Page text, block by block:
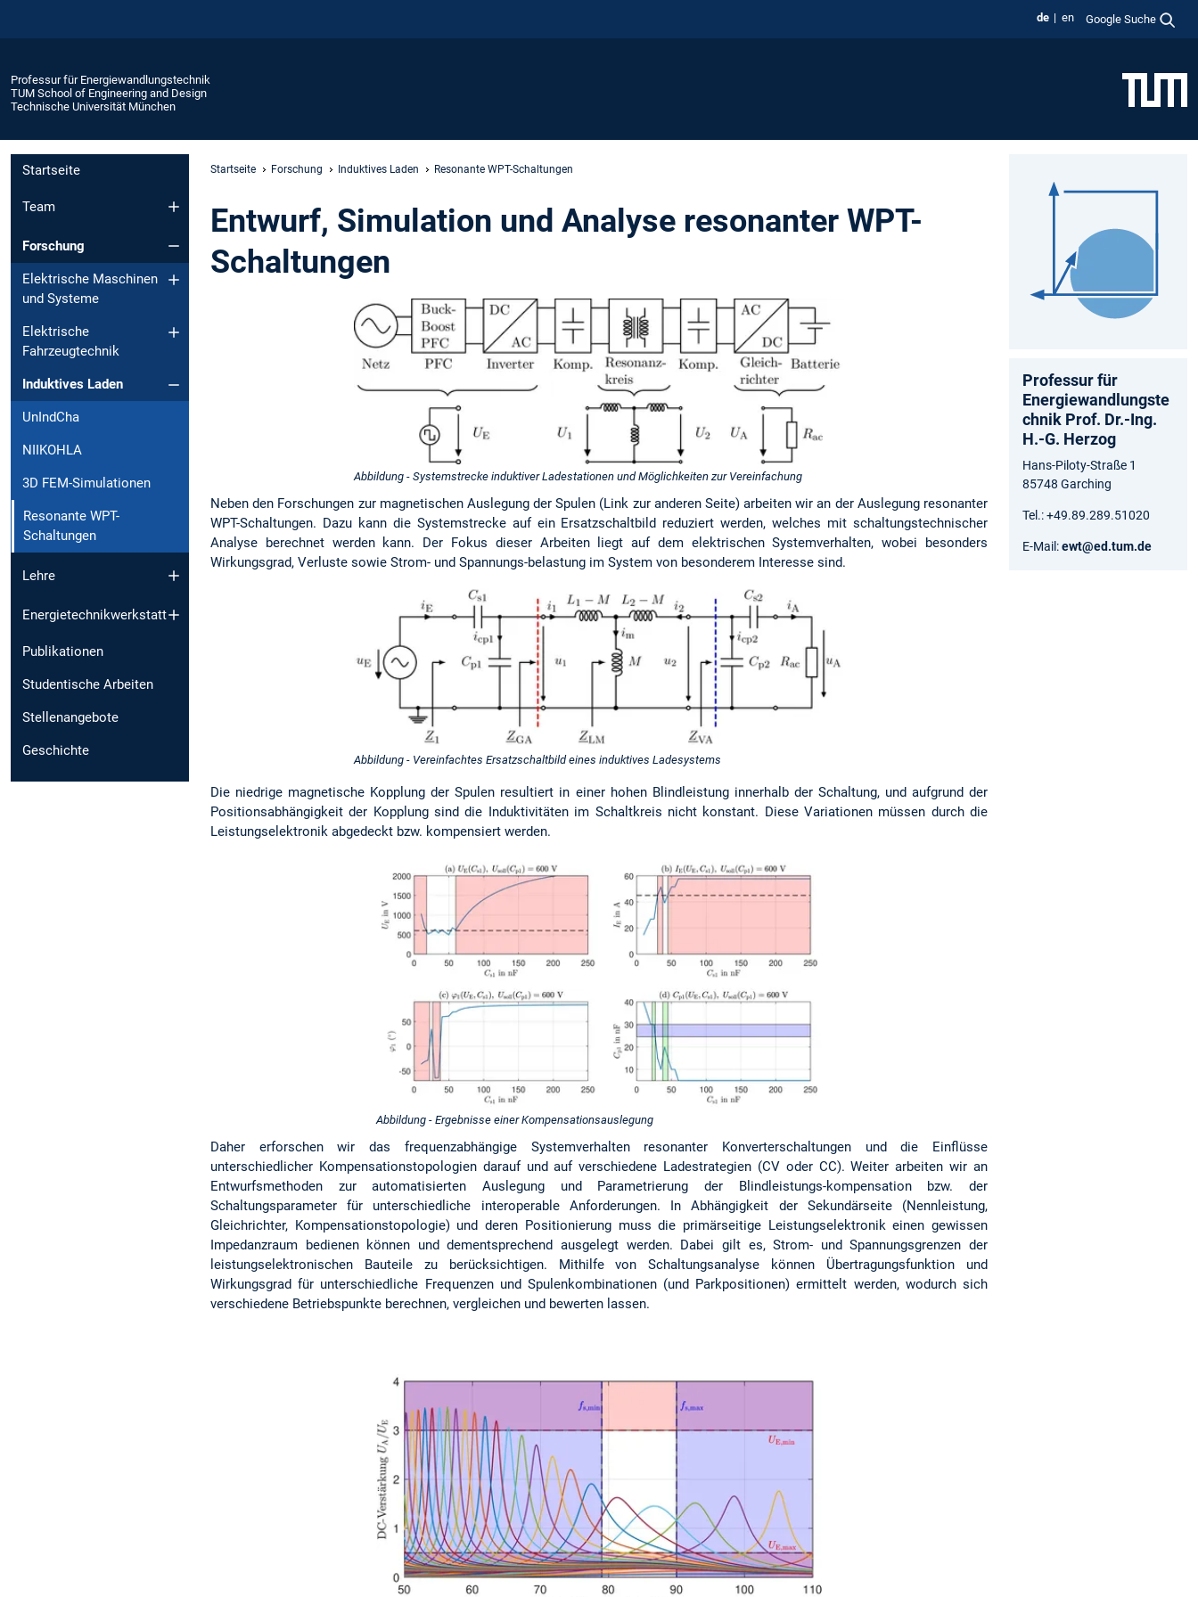
de en Google Suche
Professur für Energiewandlungstechnik
TUM School of Engineering and Design
Technische Universität München
Startseite
Team
Forschung
Elektrische Maschinen
und Systeme
Elektrische
Fahrzeugtechnik
Induktives Laden
UnIndCha
NIIKOHLA
3D FEM-Simulationen
Resonante WPT-
Schaltungen
Lehre
Energietechnik­werkstatt
Publikationen
Studentische Arbeiten
Stellenangebote
Geschichte
Startseite Forschung Induktives Laden Resonante WPT-Schaltungen
Entwurf, Simulation und Analyse resonanter WPT-
Schaltungen
Abbildung - Systemstrecke induktiver Ladestationen und Möglichkeiten zur Vereinfachung
Neben den Forschungen zur magnetischen Auslegung der Spulen (Link zur anderen Seite) arbeiten wir an der Auslegung resonanter
WPT-Schaltungen. Dazu kann die Systemstrecke auf ein Ersatzschaltbild reduziert werden, welches mit schaltungstechnischer
Analyse berechnet werden kann. Der Fokus dieser Arbeiten liegt auf dem elektrischen Systemverhalten, wobei besonders
Wirkungsgrad, Verluste sowie Strom- und Spannungs-belastung im System von besonderem Interesse sind.
Abbildung - Vereinfachtes Ersatzschaltbild eines induktives Ladesystems
Die niedrige magnetische Kopplung der Spulen resultiert in einer hohen Blindleistung innerhalb der Schaltung, und aufgrund der
Positionsabhängigkeit der Kopplung sind die Induktivitäten im Schaltkreis nicht konstant. Diese Variationen müssen durch die
Leistungselektronik abgedeckt bzw. kompensiert werden.
Abbildung - Ergebnisse einer Kompensationsauslegung
Daher erforschen wir das frequenzabhängige Systemverhalten resonanter Konverterschaltungen und die Einflüsse
unterschiedlicher Kompensationstopologien darauf und auf verschiedene Ladestrategien (CV oder CC). Weiter arbeiten wir an
Entwurfsmethoden zur automatisierten Auslegung und Parametrierung der Blindleistungs-kompensation bzw. der
Schaltungsparameter für unterschiedliche interoperable Anforderungen. In Abhängigkeit der Sekundärseite (Nennleistung,
Gleichrichter, Kompensationstopologie) und deren Positionierung muss die primärseitige Leistungselektronik einen gewissen
Impedanzraum bedienen können und dementsprechend ausgelegt werden. Dabei gilt es, Strom- und Spannungsgrenzen der
leistungselektronischen Bauteile zu berücksichtigen. Mithilfe von Schaltungsanalyse können Übertragungsfunktion und
Wirkungsgrad für unterschiedliche Frequenzen und Spulenkombinationen (und Parkpositionen) ermittelt werden, wodurch sich
verschiedene Betriebspunkte berechnen, vergleichen und bewerten lassen.
Professur für
Energiewandlungste
chnik Prof. Dr.-Ing.
H.-G. Herzog
Hans-Piloty-Straße 1
85748 Garching
Tel.: +49.89.289.51020
E-Mail:ewt@ed.tum.de